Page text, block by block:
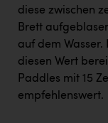
SCHMACHTL
Schwingshandl -
Seher + Partner
Smurfit Westrock
diese zwischen
Brett
auf dem
diesen Wert
Paddles mit 15
empfehlenswert.